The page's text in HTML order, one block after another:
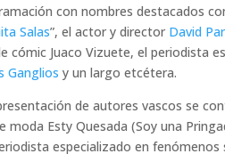
con nombres destacados
Salas”, el actor y director David
cómic Juaco Vizuete, el periodista
Ganglios y un largo etcétera.
de autores vascos se
moda Esty Quesada (Soy una
especializado en fenómenos